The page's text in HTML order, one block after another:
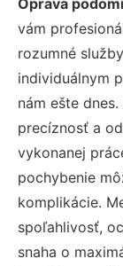
vám
rozumné
individuálnym
nám ešte
precíznosť a
vykonanej
pochybenie
komplikácie.
spoľahlivosť,
snaha o